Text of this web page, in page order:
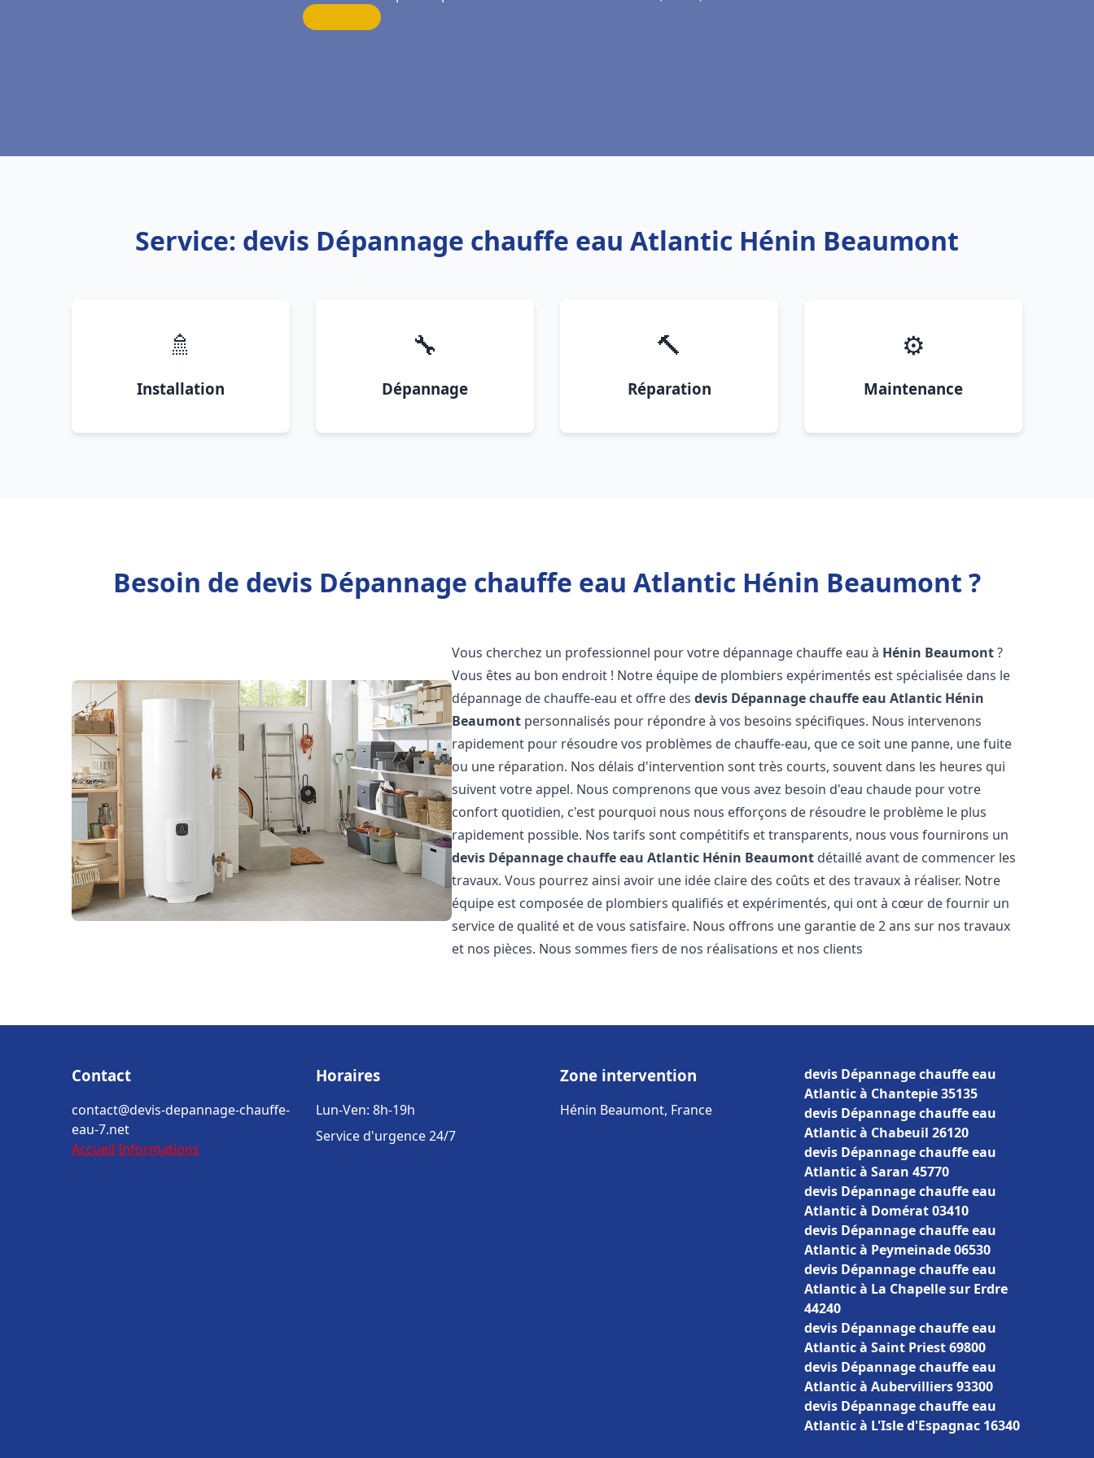
Service: devis Dépannage chauffe eau Atlantic Hénin Beaumont
🚿
Installation
🔧
Dépannage
🔨
Réparation
⚙️
Maintenance
Besoin de devis Dépannage chauffe eau Atlantic Hénin Beaumont ?
Vous cherchez un professionnel pour votre dépannage chauffe eau à Hénin Beaumont?
Vous êtes au bon endroit ! Notre équipe de plombiers expérimentés est spécialisée dans le
dépannage de chauffe-eau et offre desdevis Dépannage chauffe eau Atlantic Hénin
Beaumont personnalisés pour répondre à vos besoins spécifiques. Nous intervenons
rapidement pour résoudre vos problèmes de chauffe-eau, que ce soit une panne, une fuite
ou une réparation. Nos délais d'intervention sont très courts, souvent dans les heures qui
suivent votre appel. Nous comprenons que vous avez besoin d'eau chaude pour votre
confort quotidien, c'est pourquoi nous nous efforçons de résoudre le problème le plus
rapidement possible. Nos tarifs sont compétitifs et transparents, nous vous fournirons un
devis Dépannage chauffe eau Atlantic Hénin Beaumont détaillé avant de commencer les
travaux. Vous pourrez ainsi avoir une idée claire des coûts et des travaux à réaliser. Notre
équipe est composée de plombiers qualifiés et expérimentés, qui ont à cœur de fournir un
service de qualité et de vous satisfaire. Nous offrons une garantie de 2 ans sur nos travaux
et nos pièces. Nous sommes fiers de nos réalisations et nos clients
Contact
contact@devis-depannage-chauffe-
eau-7.net
Accueil Informations
Horaires
Lun-Ven: 8h-19h
Service d'urgence 24/7
Zone intervention
Hénin Beaumont, France
devis Dépannage chauffe eau
Atlantic à Chantepie 35135
devis Dépannage chauffe eau
Atlantic à Chabeuil 26120
devis Dépannage chauffe eau
Atlantic à Saran 45770
devis Dépannage chauffe eau
Atlantic à Domérat 03410
devis Dépannage chauffe eau
Atlantic à Peymeinade 06530
devis Dépannage chauffe eau
Atlantic à La Chapelle sur Erdre
44240
devis Dépannage chauffe eau
Atlantic à Saint Priest 69800
devis Dépannage chauffe eau
Atlantic à Aubervilliers 93300
devis Dépannage chauffe eau
Atlantic à L'Isle d'Espagnac 16340